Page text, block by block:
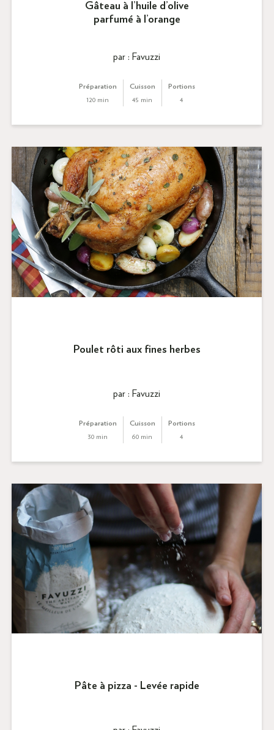
Gâteau à l’huile d’olive
parfumé à l’orange
par : Favuzzi
Préparation
120 min
Cuisson
45 min
Portions
4
Poulet rôti aux fines herbes
par : Favuzzi
Préparation
30 min
Cuisson
60 min
Portions
4
Pâte à pizza - Levée rapide